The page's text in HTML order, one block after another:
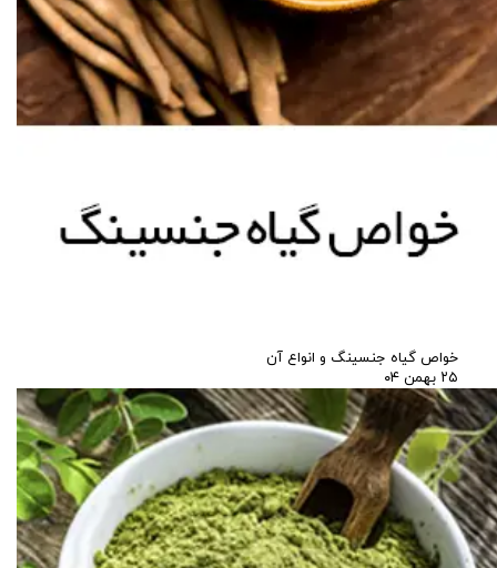
خواص گیاه جنسینگ و انواع آن
۲۵ بهمن ۰۴